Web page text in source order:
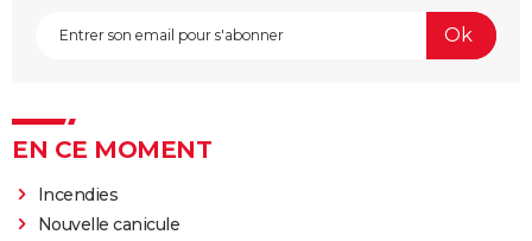
EN CE MOMENT
Incendies
Nouvelle canicule